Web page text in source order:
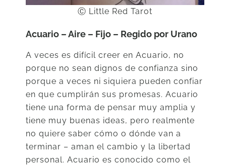
Ⓒ Little Red Tarot
Acuario – Aire – Fijo – Regido por Urano
A veces es difícil creer en Acuario, no
porque no sean dignos de confianza sino
porque a veces ni siquiera pueden confiar
en que cumplirán sus promesas. Acuario
tiene una forma de pensar muy amplia y
tiene muy buenas ideas, pero realmente
no quiere saber cómo o dónde van a
terminar – aman el cambio y la libertad
personal. Acuario es conocido como el